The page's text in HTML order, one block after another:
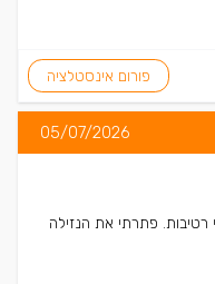
פורום אינסטלציה
05/07/2026
רטיבות. פתרתי את הנזילה